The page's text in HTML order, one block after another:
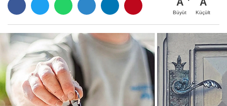
Büyüt Küçült